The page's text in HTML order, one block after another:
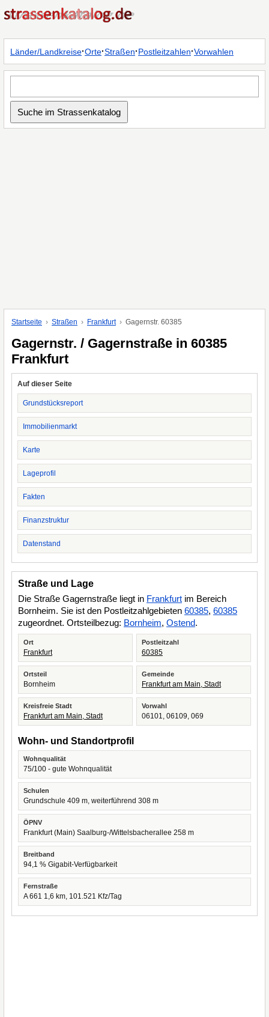
Länder/Landkreise·Orte·Straßen·Postleitzahlen·Vorwahlen
Startseite Straßen Frankfurt Gagernstr. 60385
Gagernstr. / Gagernstraße in 60385
Frankfurt
Auf dieser Seite
Grundstücksreport
Immobilienmarkt
Karte
Lageprofil
Fakten
Finanzstruktur
Datenstand
Straße und Lage
Die Straße Gagernstraße liegt in Frankfurt im Bereich
Bornheim. Sie ist den Postleitzahlgebieten 60385, 60385
zugeordnet. Ortsteilbezug: Bornheim, Ostend.
Ort
Frankfurt
Postleitzahl
60385
Ortsteil
Bornheim
Gemeinde
Frankfurt am Main, Stadt
Kreisfreie Stadt
Frankfurt am Main, Stadt
Vorwahl
06101, 06109, 069
Wohn- und Standortprofil
Wohnqualität
75/100 - gute Wohnqualität
Schulen
Grundschule 409 m, weiterführend 308 m
ÖPNV
Frankfurt (Main) Saalburg-/Wittelsbacherallee 258 m
Breitband
94,1 % Gigabit-Verfügbarkeit
Fernstraße
A 661 1,6 km, 101.521 Kfz/Tag